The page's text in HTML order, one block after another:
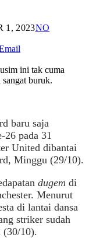
1, 2023NO
ini tak cuma
buruk.
baru saja
26 pada 31
United dibantai
Minggu (29/10).
dugem di
Menurut
di lantai dansa
striker sudah
(30/10).